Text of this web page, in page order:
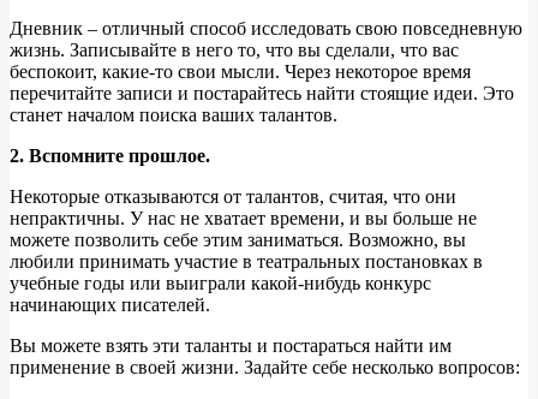
Дневник – отличный способ исследовать свою повседневную
жизнь. Записывайте в него то, что вы сделали, что вас
беспокоит, какие-то свои мысли. Через некоторое время
перечитайте записи и постарайтесь найти стоящие идеи. Это
станет началом поиска ваших талантов.
2. Вспомните прошлое.
Некоторые отказываются от талантов, считая, что они
непрактичны. У нас не хватает времени, и вы больше не
можете позволить себе этим заниматься. Возможно, вы
любили принимать участие в театральных постановках в
учебные годы или выиграли какой-нибудь конкурс
начинающих писателей.
Вы можете взять эти таланты и постараться найти им
применение в своей жизни. Задайте себе несколько вопросов: